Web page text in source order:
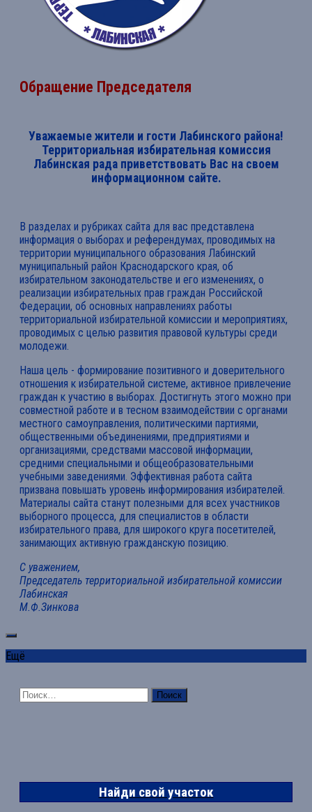
Обращение Председателя
Уважаемые жители и гости Лабинского района!
Территориальная избирательная комиссия
Лабинская рада приветствовать Вас на своем
информационном сайте.
В разделах и рубриках сайта для вас представлена
информация о выборах и референдумах, проводимых на
территории муниципального образования Лабинский
муниципальный район Краснодарского края, об
избирательном законодательстве и его изменениях, о
реализации избирательных прав граждан Российской
Федерации, об основных направлениях работы
территориальной избирательной комиссии и мероприятиях,
проводимых с целью развития правовой культуры среди
молодежи.
Наша цель - формирование позитивного и доверительного
отношения к избирательной системе, активное привлечение
граждан к участию в выборах. Достигнуть этого можно при
совместной работе и в тесном взаимодействии с органами
местного самоуправления, политическими партиями,
общественными объединениями, предприятиями и
организациями, средствами массовой информации,
средними специальными и общеобразовательными
учебными заведениями. Эффективная работа сайта
призвана повышать уровень информирования избирателей.
Материалы сайта станут полезными для всех участников
выборного процесса, для специалистов в области
избирательного права, для широкого круга посетителей,
занимающих активную гражданскую позицию.
С уважением,
Председатель территориальной избирательной комиссии
Лабинская
М.Ф.Зинкова
Ещё
Найти:
Найди свой участок